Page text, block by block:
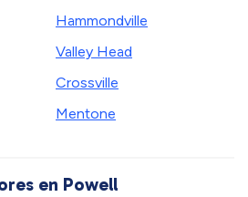
Hammondville
Valley Head
Crossville
Mentone
en Powell